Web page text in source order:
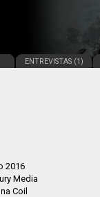
ENTREVISTAS (1)
2016
Media
Coil